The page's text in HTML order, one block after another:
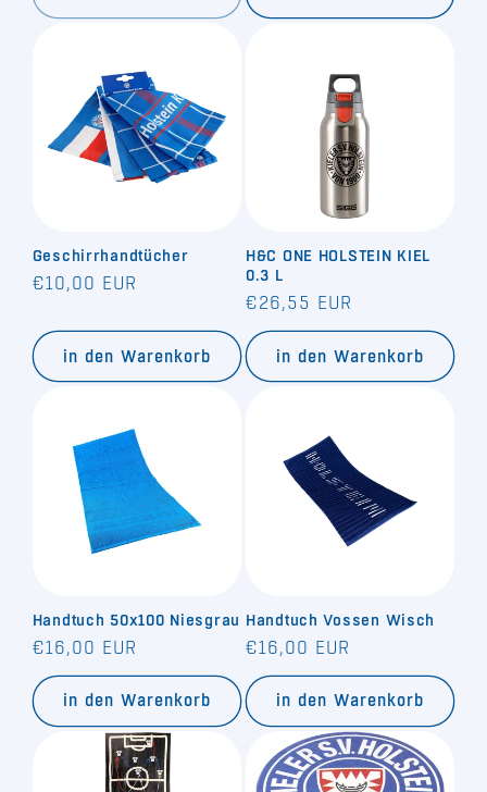
Geschirrhandtücher
Normaler
€10,00 EUR
in den Warenkorb
H&C ONE HOLSTEIN KIEL
0.3 L
Normaler
Preis
€26,55 EUR
in den Warenkorb
Handtuch 50x100 Niesgrau
Normaler
Preis
€16,00 EUR
in den Warenkorb
Handtuch Vossen Wisch
Normaler
Preis
€16,00 EUR
in den Warenkorb